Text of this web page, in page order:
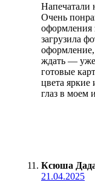
Напечатали
Очень
оформления
загрузила
оформление,
ждать — уже
готовые
цвета
глаз в моем
Ксюша
21.04.2025